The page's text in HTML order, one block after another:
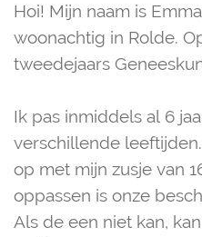
Hoi! Mijn naam is
woonachtig in Rolde.
tweedejaars
Ik pas inmiddels al 6
verschillende
op met mijn zusje van
oppassen is onze
Als de een niet kan,